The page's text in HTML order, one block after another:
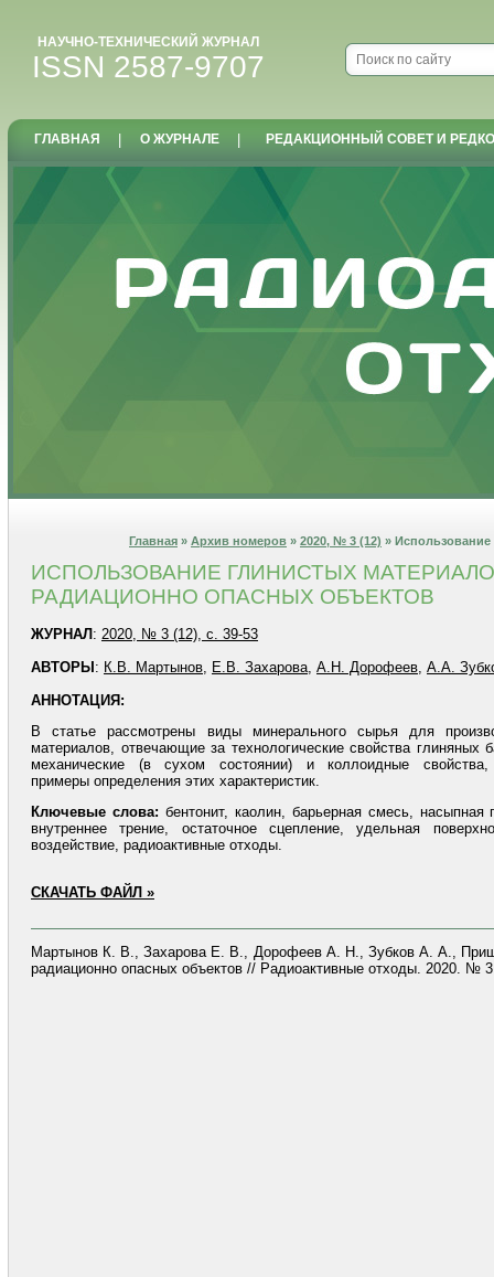
НАУЧНО-ТЕХНИЧЕСКИЙ ЖУРНАЛ
ISSN 2587-9707
ГЛАВНАЯ О ЖУРНАЛЕ РЕДАКЦИОННЫЙ СОВЕТ И
Главная » Архив номеров » 2020, № 3 (12) »
ИСПОЛЬЗОВАНИЕ ГЛИНИСТЫХ
РАДИАЦИОННО ОПАСНЫХ ОБЪЕКТОВ
ЖУРНАЛ : 2020, № 3 (12), с. 39-53
АВТОРЫ : К.В. Мартынов, Е.В. Захарова, А.Н. Дорофеев, А.А.
АННОТАЦИЯ:
В статье рассмотрены виды минерального сырья для
материалов, отвечающие за технологические свойства
механические (в сухом состоянии) и коллоидные
примеры определения этих характеристик.
Ключевые слова: бентонит, каолин, барьерная смесь,
внутреннее трение, остаточное сцепление, удельная
воздействие, радиоактивные отходы.
СКАЧАТЬ ФАЙЛ »
Мартынов К. В., Захарова Е. В., Дорофеев А. Н., Зубков А. А.,
радиационно опасных объектов // Радиоактивные отходы. 2020. №